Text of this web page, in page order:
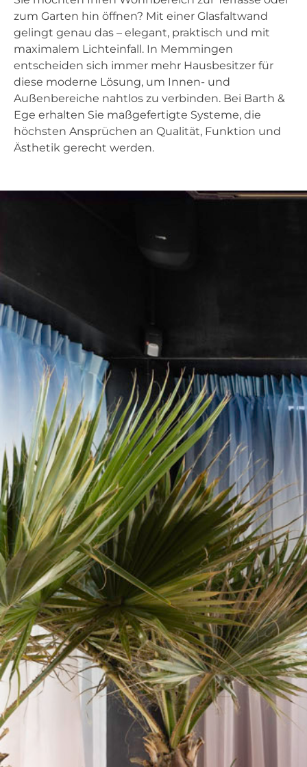
zum Garten hin öffnen? Mit einer Glasfaltwand
gelingt genau das – elegant, praktisch und mit
maximalem Lichteinfall. In Memmingen
entscheiden sich immer mehr Hausbesitzer für
diese moderne Lösung, um Innen- und
Außenbereiche nahtlos zu verbinden. Bei Barth &
Ege erhalten Sie maßgefertigte Systeme, die
höchsten Ansprüchen an Qualität, Funktion und
Ästhetik gerecht werden.